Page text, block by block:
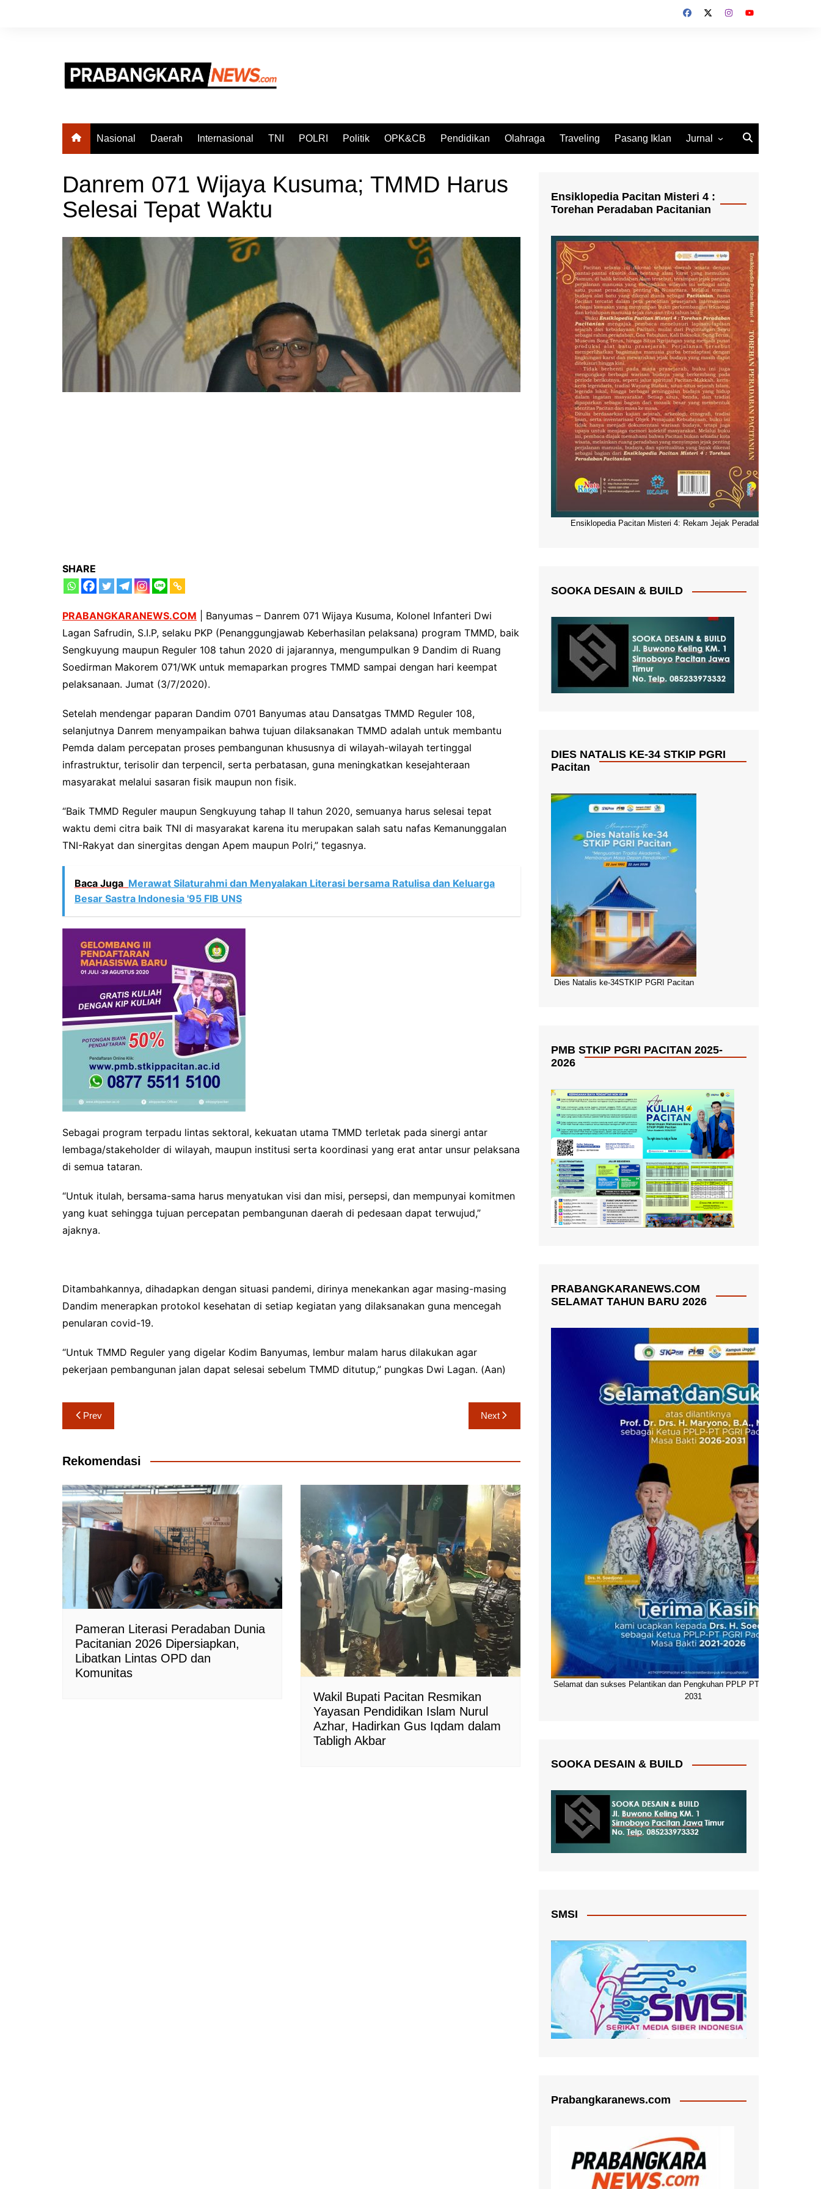
Nasional Daerah Internasional TNI POLRI Politik OPK&CB Pendidikan Olahraga Traveling Pasang Iklan Jurnal
Danrem 071 Wijaya Kusuma; TMMD Harus
Selesai Tepat Waktu
SHARE
PRABANGKARANEWS.COM | Banyumas – Danrem 071 Wijaya Kusuma, Kolonel Infanteri Dwi
Lagan Safrudin, S.I.P, selaku PKP (Penanggungjawab Keberhasilan pelaksana) program TMMD, baik
Sengkuyung maupun Reguler 108 tahun 2020 di jajarannya, mengumpulkan 9 Dandim di Ruang
Soedirman Makorem 071/WK untuk memaparkan progres TMMD sampai dengan hari keempat
pelaksanaan. Jumat (3/7/2020).
Setelah mendengar paparan Dandim 0701 Banyumas atau Dansatgas TMMD Reguler 108,
selanjutnya Danrem menyampaikan bahwa tujuan dilaksanakan TMMD adalah untuk membantu
Pemda dalam percepatan proses pembangunan khususnya di wilayah-wilayah tertinggal
infrastruktur, terisolir dan terpencil, serta perbatasan, guna meningkatkan kesejahteraan
masyarakat melalui sasaran fisik maupun non fisik.
“Baik TMMD Reguler maupun Sengkuyung tahap II tahun 2020, semuanya harus selesai tepat
waktu demi citra baik TNI di masyarakat karena itu merupakan salah satu nafas Kemanunggalan
TNI-Rakyat dan sinergitas dengan Apem maupun Polri,” tegasnya.
Baca Juga Merawat Silaturahmi dan Menyalakan Literasi bersama Ratulisa dan Keluarga
Besar Sastra Indonesia '95 FIB UNS
Sebagai program terpadu lintas sektoral, kekuatan utama TMMD terletak pada sinergi antar
lembaga/stakeholder di wilayah, maupun institusi serta koordinasi yang erat antar unsur pelaksana
di semua tataran.
“Untuk itulah, bersama-sama harus menyatukan visi dan misi, persepsi, dan mempunyai komitmen
yang kuat sehingga tujuan percepatan pembangunan daerah di pedesaan dapat terwujud,”
ajaknya.
Ditambahkannya, dihadapkan dengan situasi pandemi, dirinya menekankan agar masing-masing
Dandim menerapkan protokol kesehatan di setiap kegiatan yang dilaksanakan guna mencegah
penularan covid-19.
“Untuk TMMD Reguler yang digelar Kodim Banyumas, lembur malam harus dilakukan agar
pekerjaan pembangunan jalan dapat selesai sebelum TMMD ditutup,” pungkas Dwi Lagan. (Aan)
Navigasi
pos
Prev Next
Rekomendasi
Pameran Literasi Peradaban Dunia
Pacitanian 2026 Dipersiapkan,
Libatkan Lintas OPD dan
Komunitas
Wakil Bupati Pacitan Resmikan
Yayasan Pendidikan Islam Nurul
Azhar, Hadirkan Gus Iqdam dalam
Tabligh Akbar
Ensiklopedia Pacitan Misteri 4 :
Torehan Peradaban Pacitanian
Ensiklopedia Pacitan Misteri 4: Rekam Jejak Peradaban Dunia
SOOKA DESAIN & BUILD
DIES NATALIS KE-34 STKIP PGRI
Pacitan
Dies Natalis ke-34STKIP PGRI Pacitan
PMB STKIP PGRI PACITAN 2025-
2026
PRABANGKARANEWS.COM
SELAMAT TAHUN BARU 2026
Selamat dan sukses Pelantikan dan Pengkuhan PPLP PT PGRI Pacitan
2031
SOOKA DESAIN & BUILD
SMSI
Prabangkaranews.com